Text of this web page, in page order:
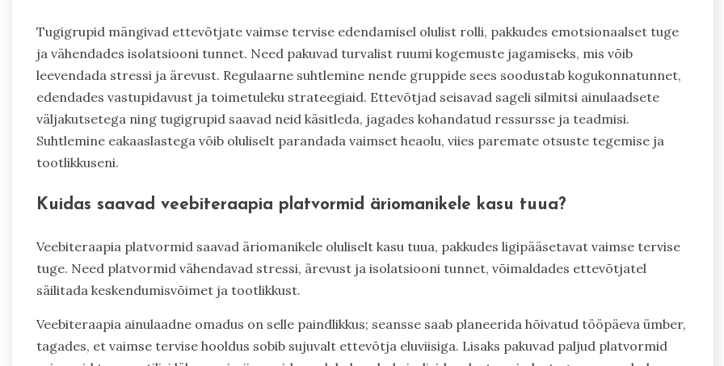
Tugigrupid mängivad ettevõtjate vaimse tervise edendamisel olulist rolli, pakkudes emotsionaalset tuge
ja vähendades isolatsiooni tunnet. Need pakuvad turvalist ruumi kogemuste jagamiseks, mis võib
leevendada stressi ja ärevust. Regulaarne suhtlemine nende gruppide sees soodustab kogukonnatunnet,
edendades vastupidavust ja toimetuleku strateegiaid. Ettevõtjad seisavad sageli silmitsi ainulaadsete
väljakutsetega ning tugigrupid saavad neid käsitleda, jagades kohandatud ressursse ja teadmisi.
Suhtlemine eakaaslastega võib oluliselt parandada vaimset heaolu, viies paremate otsuste tegemise ja
tootlikkuseni.
Kuidas saavad veebiteraapia platvormid äriomanikele kasu tuua?
Veebiteraapia platvormid saavad äriomanikele oluliselt kasu tuua, pakkudes ligipääsetavat vaimse tervise
tuge. Need platvormid vähendavad stressi, ärevust ja isolatsiooni tunnet, võimaldades ettevõtjatel
säilitada keskendumisvõimet ja tootlikkust.
Veebiteraapia ainulaadne omadus on selle paindlikkus; seansse saab planeerida hõivatud tööpäeva ümber,
tagades, et vaimse tervise hooldus sobib sujuvalt ettevõtja eluviisiga. Lisaks pakuvad paljud platvormid